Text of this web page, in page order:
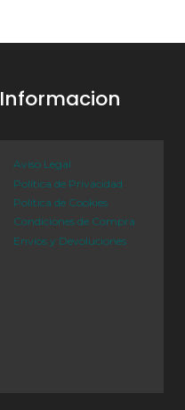
Informacion
Aviso Legal
Política de Privacidad
Política de Cookies
Condiciones de Compra
Envíos y Devoluciones